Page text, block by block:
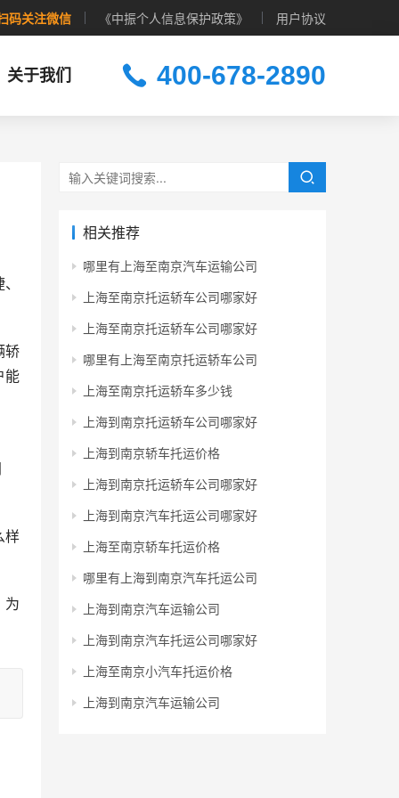
码关注微信 《中振个人信息保护政策》 用户协议
关于我们 400-678-2890
轿
能
样
为
相关推荐
哪里有上海至南京汽车运输公司
上海至南京托运轿车公司哪家好
上海至南京托运轿车公司哪家好
哪里有上海至南京托运轿车公司
上海至南京托运轿车多少钱
上海到南京托运轿车公司哪家好
上海到南京轿车托运价格
上海到南京托运轿车公司哪家好
上海到南京汽车托运公司哪家好
上海至南京轿车托运价格
哪里有上海到南京汽车托运公司
上海到南京汽车运输公司
上海到南京汽车托运公司哪家好
上海至南京小汽车托运价格
上海到南京汽车运输公司